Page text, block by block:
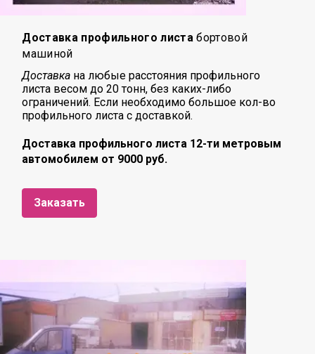
Доставка профильного листабортовой
машиной
Доставка на любые расстояния профильного
листа весом до 20 тонн, без каких-либо
ограничений. Если необходимо большое кол-во
профильного листа с доставкой.
Доставка профильного листа 12-ти метровым
автомобилем от 9000 руб.
Заказать